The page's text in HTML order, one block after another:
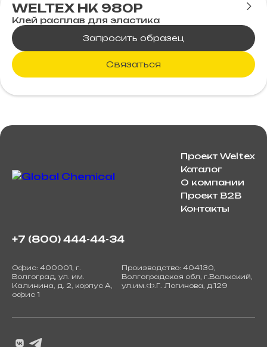
WELTEX HK 980P
Клей расплав для эластика
Запросить образец
Связаться
Проект Weltex
Каталог
О компании
Проект B2B
Контакты
+7 (800) 444-44-34
Офис: 400001, г.
Волгоград, ул. им.
Калинина, д. 2, корпус А,
офис 1
Производство: 404130,
Волгоградская обл, г.Волжский,
ул.им.Ф.Г. Логинова, д.129